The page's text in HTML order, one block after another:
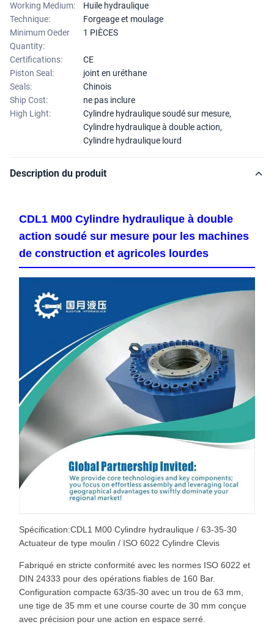
Working Medium:
Huile hydraulique
Technique:
Forgeage et moulage
Minimum Oeder
Quantity:
1 PIÈCES
Certifications:
CE
Piston Seal:
joint en uréthane
Seals:
Chinois
Ship Cost:
ne pas inclure
High Light:
Cylindre hydraulique soudé sur mesure,
Cylindre hydraulique à double action,
Cylindre hydraulique lourd
Description du produit
CDL1 M00 Cylindre hydraulique à double
action soudé sur mesure pour les machines
de construction et agricoles lourdes
Spécification:CDL1 M00 Cylindre hydraulique / 63-35-30
Actuateur de type moulin / ISO 6022 Cylindre Clevis
Fabriqué en stricte conformité avec les normes ISO 6022 et
DIN 24333 pour des opérations fiables de 160 Bar.
Configuration compacte 63/35-30 avec un trou de 63 mm,
une tige de 35 mm et une course courte de 30 mm conçue
avec précision pour une action en espace serré.